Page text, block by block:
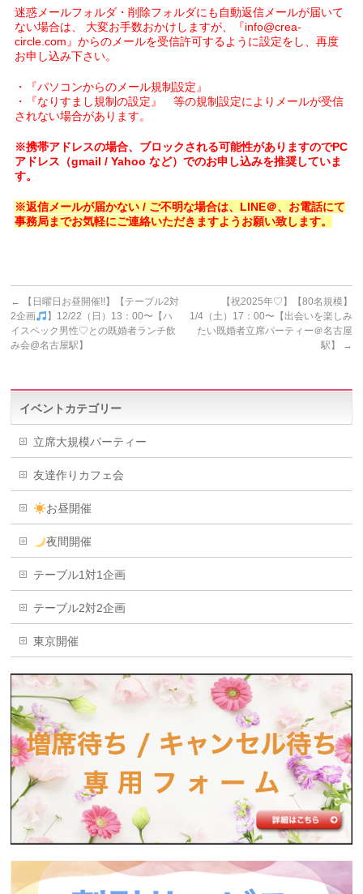
迷惑メールフォルダ・削除フォルダにも自動返信メールが届いて
ない場合は、 大変お手数おかけしますが、『info@crea-
circle.com』からのメールを受信許可するように設定をし、再度
お申し込み下さい。
・『パソコンからのメール規制設定』
・『なりすまし規制の設定』 等の規制設定によりメールが受信
されない場合があります。
※携帯アドレスの場合、ブロックされる可能性がありますのでPC
アドレス（gmail / Yahoo など）でのお申し込みを推奨していま
す。
※返信メールが届かない / ご不明な場合は、LINE＠、お電話にて
事務局までお気軽にご連絡いただきますようお願い致します。
←
【日曜日お昼開催!!】【テーブル2対
2企画
】12/22（日）13：00〜【ハ
イスペック男性♡との既婚者ランチ飲
み会@名古屋駅】
【祝2025年♡】【80名規模】
1/4（土）17：00〜【出会いを楽しみ
たい既婚者立席パーティー＠名古屋
駅】
→
イベントカテゴリー
立席大規模パーティー
友達作りカフェ会
お昼開催
夜間開催
テーブル1対1企画
テーブル2対2企画
東京開催